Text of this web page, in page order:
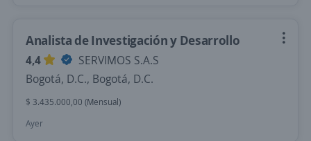
Analista de Investigación y Desarrollo
4,4
SERVIMOS S.A.S
Bogotá, D.C., Bogotá, D.C.
$ 3.435.000,00 (Mensual)
Ayer